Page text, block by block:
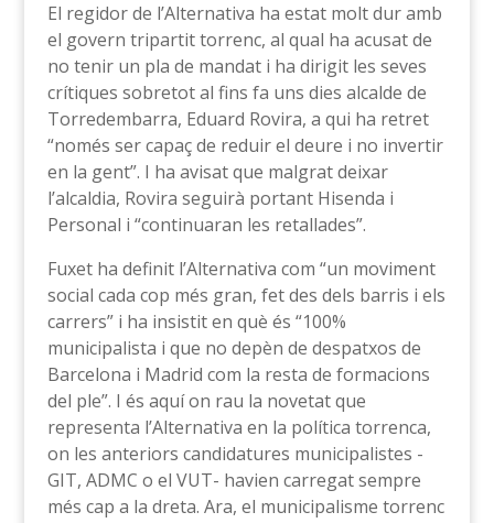
El regidor de l’Alternativa ha estat molt dur amb
el govern tripartit torrenc, al qual ha acusat de
no tenir un pla de mandat i ha dirigit les seves
crítiques sobretot al fins fa uns dies alcalde de
Torredembarra, Eduard Rovira, a qui ha retret
“només ser capaç de reduir el deure i no invertir
en la gent”. I ha avisat que malgrat deixar
l’alcaldia, Rovira seguirà portant Hisenda i
Personal i “continuaran les retallades”.
Fuxet ha definit l’Alternativa com “un moviment
social cada cop més gran, fet des dels barris i els
carrers” i ha insistit en què és “100%
municipalista i que no depèn de despatxos de
Barcelona i Madrid com la resta de formacions
del ple”. I és aquí on rau la novetat que
representa l’Alternativa en la política torrenca,
on les anteriors candidatures municipalistes -
GIT, ADMC o el VUT- havien carregat sempre
més cap a la dreta. Ara, el municipalisme torrenc